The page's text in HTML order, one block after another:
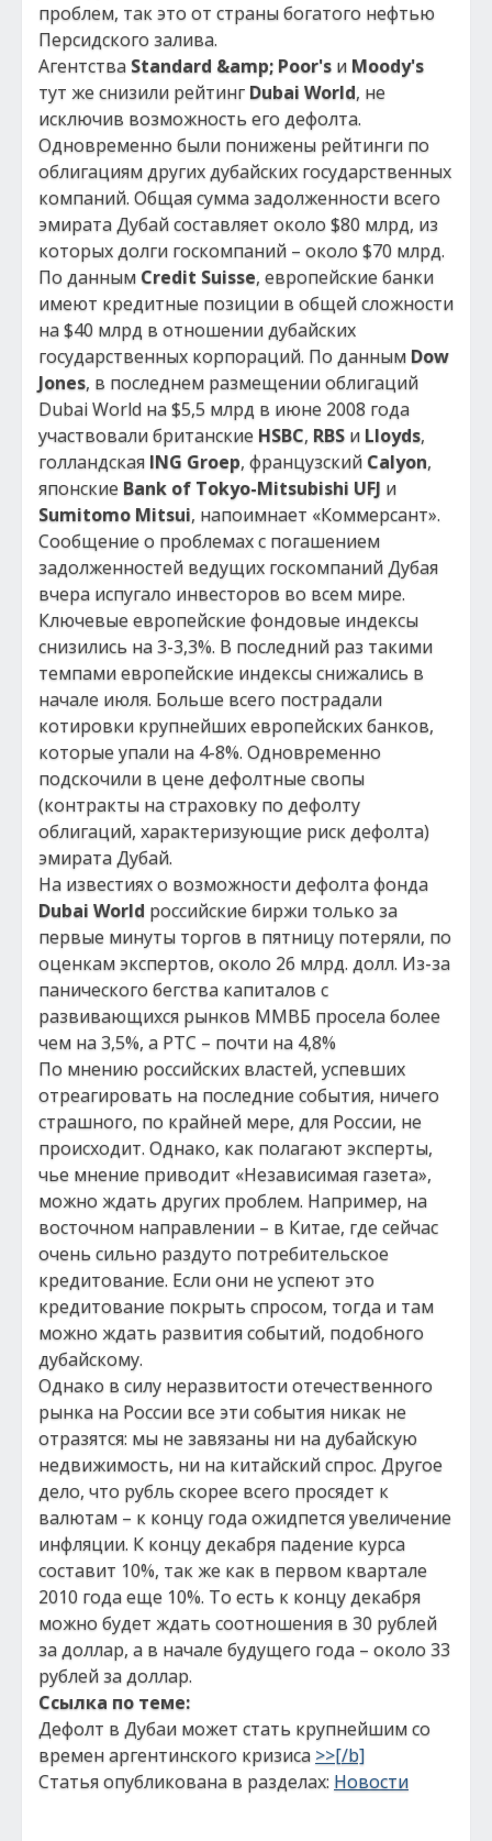
проблем, так это от страны богатого нефтью
Персидского залива.
Агентства Standard &amp; Poor's и Moody's
тут же снизили рейтинг Dubai World, не
исключив возможность его дефолта.
Одновременно были понижены рейтинги по
облигациям других дубайских государственных
компаний. Общая сумма задолженности всего
эмирата Дубай составляет около $80 млрд, из
которых долги госкомпаний – около $70 млрд.
По данным Credit Suisse, европейские банки
имеют кредитные позиции в общей сложности
на $40 млрд в отношении дубайских
государственных корпораций. По данным Dow
Jones, в последнем размещении облигаций
Dubai World на $5,5 млрд в июне 2008 года
участвовали британские HSBC, RBS и Lloyds,
голландская ING Groep, французский Calyon,
японские Bank of Tokyo-Mitsubishi UFJ и
Sumitomo Mitsui, напоимнает «Коммерсант».
Сообщение о проблемах с погашением
задолженностей ведущих госкомпаний Дубая
вчера испугало инвесторов во всем мире.
Ключевые европейские фондовые индексы
снизились на 3-3,3%. В последний раз такими
темпами европейские индексы снижались в
начале июля. Больше всего пострадали
котировки крупнейших европейских банков,
которые упали на 4-8%. Одновременно
подскочили в цене дефолтные свопы
(контракты на страховку по дефолту
облигаций, характеризующие риск дефолта)
эмирата Дубай.
На известиях о возможности дефолта фонда
Dubai World российские биржи только за
первые минуты торгов в пятницу потеряли, по
оценкам экспертов, около 26 млрд. долл. Из-за
панического бегства капиталов с
развивающихся рынков ММВБ просела более
чем на 3,5%, а РТС – почти на 4,8%
По мнению российских властей, успевших
отреагировать на последние события, ничего
страшного, по крайней мере, для России, не
происходит. Однако, как полагают эксперты,
чье мнение приводит «Независимая газета»,
можно ждать других проблем. Например, на
восточном направлении – в Китае, где сейчас
очень сильно раздуто потребительское
кредитование. Если они не успеют это
кредитование покрыть спросом, тогда и там
можно ждать развития событий, подобного
дубайскому.
Однако в силу неразвитости отечественного
рынка на России все эти события никак не
отразятся: мы не завязаны ни на дубайскую
недвижимость, ни на китайский спрос. Другое
дело, что рубль скорее всего просядет к
валютам – к концу года ожидпется увеличение
инфляции. К концу декабря падение курса
составит 10%, так же как в первом квартале
2010 года еще 10%. То есть к концу декабря
можно будет ждать соотношения в 30 рублей
за доллар, а в начале будущего года – около 33
рублей за доллар.
Ссылка по теме:
Дефолт в Дубаи может стать крупнейшим со
времен аргентинского кризиса >>[/b]
Статья опубликована в разделах: Новости